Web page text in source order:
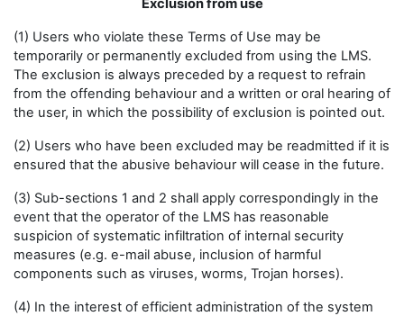
Exclusion from use
(1) Users who violate these Terms of Use may be
temporarily or permanently excluded from using the LMS.
The exclusion is always preceded by a request to refrain
from the offending behaviour and a written or oral hearing of
the user, in which the possibility of exclusion is pointed out.
(2) Users who have been excluded may be readmitted if it is
ensured that the abusive behaviour will cease in the future.
(3) Sub-sections 1 and 2 shall apply correspondingly in the
event that the operator of the LMS has reasonable
suspicion of systematic infiltration of internal security
measures (e.g. e-mail abuse, inclusion of harmful
components such as viruses, worms, Trojan horses).
(4) In the interest of efficient administration of the system